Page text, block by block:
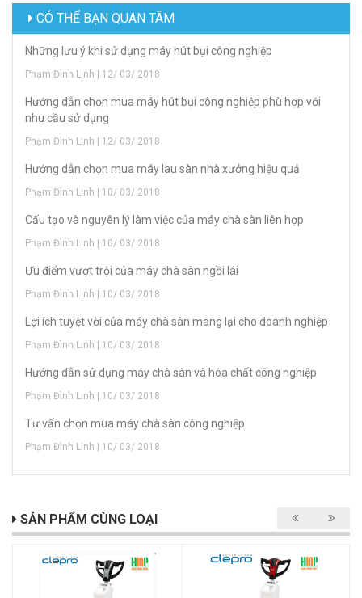
CÓ THỂ BẠN QUAN TÂM
Những lưu ý khi sử dụng máy hút bụi công nghiệp
Phạm Đình Linh | 12/ 03/ 2018
Hướng dẫn chọn mua máy hút bụi công nghiệp phù hợp với
nhu cầu sử dụng
Phạm Đình Linh | 12/ 03/ 2018
Hướng dẫn chọn mua máy lau sàn nhà xưởng hiệu quả
Phạm Đình Linh | 10/ 03/ 2018
Cấu tạo và nguyên lý làm việc của máy chà sàn liên hợp
Phạm Đình Linh | 10/ 03/ 2018
Ưu điểm vượt trội của máy chà sàn ngồi lái
Phạm Đình Linh | 10/ 03/ 2018
Lợi ích tuyệt vời của máy chà sàn mang lại cho doanh nghiệp
Phạm Đình Linh | 10/ 03/ 2018
Hướng dẫn sử dụng máy chà sàn và hóa chất công nghiệp
Phạm Đình Linh | 10/ 03/ 2018
Tư vấn chọn mua máy chà sàn công nghiệp
Phạm Đình Linh | 10/ 03/ 2018
SẢN PHẨM CÙNG LOẠI